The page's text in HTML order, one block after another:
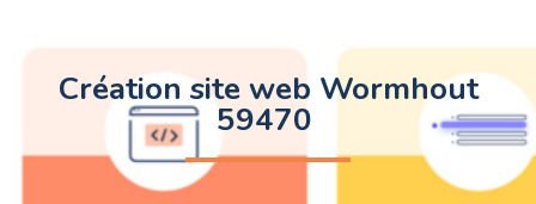
Création site web Wormhout
59470